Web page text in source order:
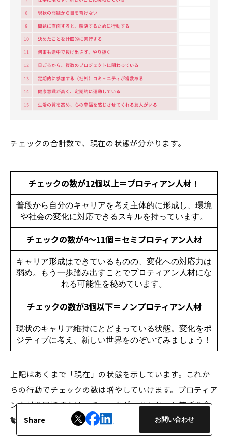
Share お問い合わせ
チェックの合計数で、現在の状態が分かります。
チェックの数が12個以上＝プロティアン人材！
普段から自分のキャリアを考え主体的に形成し、環境
や社会の変化に対応できるスキルを持っています。
チェックの数が4～11個＝セミプロティアン人材
キャリア形成はできているものの、変化への対応力は
弱め。もう一歩踏み出すことでプロティアン人材にな
れる可能性を秘めています。
チェックの数が3個以下＝ノンプロティアン人材
現状のキャリア維持にとどまっている状態。変化をポ
ジティブに考え、新しい世界をのぞいてみましょう！
上記はあくまで「現在」の状態を示しています。これか
らの行動でチェックの数は増やしていけます。プロティア
ン人材を目指す人は、チェックがつかなかった箇所を意
識してみてください。